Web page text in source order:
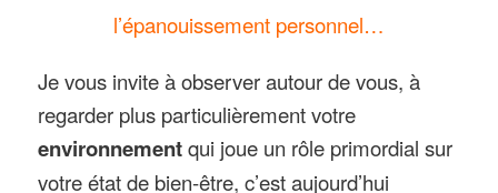
l’épanouissement personnel…
Je vous invite à observer autour de vous, à
regarder plus particulièrement votre
environnementqui joue un rôle primordial sur
votre état de bien-être, c’est aujourd’hui